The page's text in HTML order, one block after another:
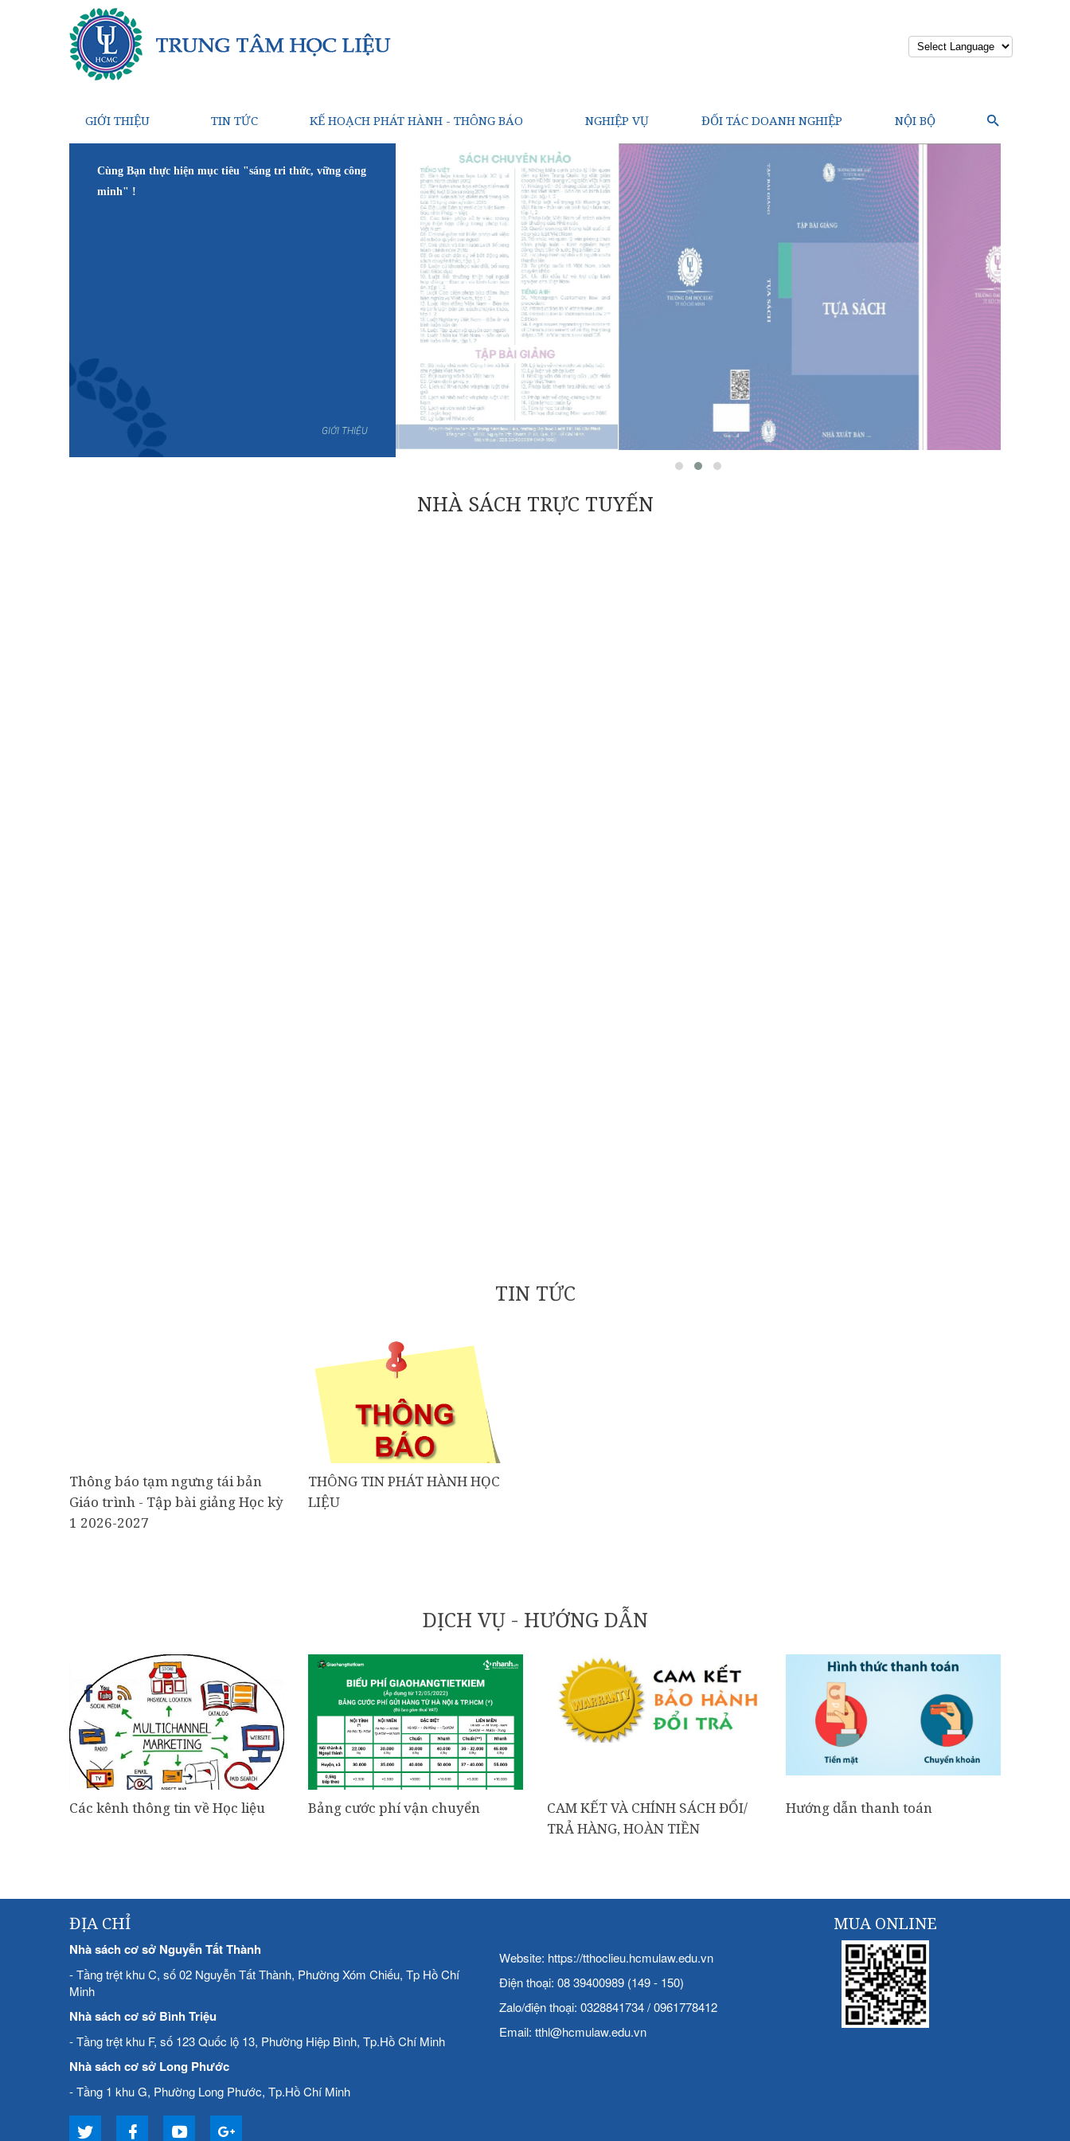
GIỚI THIỆU TIN TỨC KẾ HOẠCH PHÁT HÀNH - THÔNG BÁO NGHIỆP VỤ ĐỐI TÁC DOANH NGHIỆP NỘI BỘ
Cùng Bạn thực hiện mục tiêu "sáng tri thức, vững công
minh" !
GIỚI THIỆU
NHÀ SÁCH TRỰC TUYẾN
TIN TỨC
Thông báo tạm ngưng tái bản
Giáo trình - Tập bài giảng Học kỳ
1 2026-2027
THÔNG TIN PHÁT HÀNH HỌC
LIỆU
DỊCH VỤ - HƯỚNG DẪN
Các kênh thông tin về Học liệu Bảng cước phí vận chuyển
CAM KẾT VÀ CHÍNH SÁCH ĐỔI/
TRẢ HÀNG, HOÀN TIỀN
Hướng dẫn thanh toán
ĐỊA CHỈ
Nhà sách cơ sở Nguyễn Tất Thành
- Tầng trệt khu C, số 02 Nguyễn Tất Thành, Phường Xóm Chiếu, Tp Hồ Chí
Minh
Nhà sách cơ sở Bình Triệu
- Tầng trệt khu F, số 123 Quốc lộ 13, Phường Hiệp Bình, Tp.Hồ Chí Minh
Nhà sách cơ sở Long Phước
- Tầng 1 khu G, Phường Long Phước, Tp.Hồ Chí Minh
Website: https://tthoclieu.hcmulaw.edu.vn
Điện thoại: 08 39400989 (149 - 150)
Zalo/điện thoại: 0328841734 / 0961778412
Email: tthl@hcmulaw.edu.vn
MUA ONLINE